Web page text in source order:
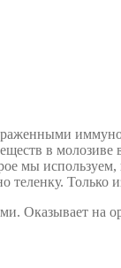
в
мы
Только
Оказывает